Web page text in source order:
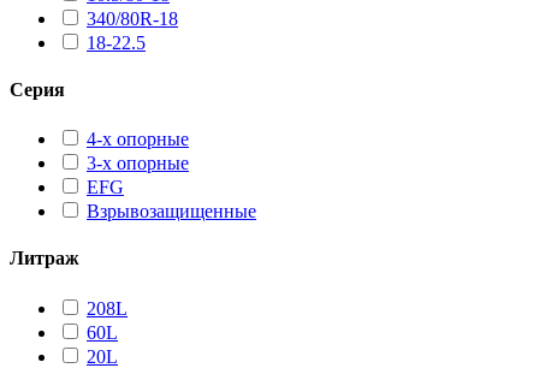
340/80R-18
18-22.5
Серия
4-х опорные
3-х опорные
EFG
Взрывозащищенные
Литраж
208L
60L
20L